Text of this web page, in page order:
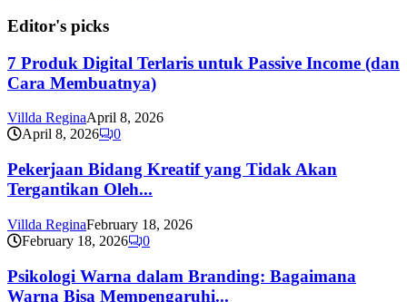
Editor's picks
7 Produk Digital Terlaris untuk Passive Income (dan
Cara Membuatnya)
Villda ReginaApril 8, 2026
April 8, 2026
0
Pekerjaan Bidang Kreatif yang Tidak Akan
Tergantikan Oleh...
Villda ReginaFebruary 18, 2026
February 18, 2026
0
Psikologi Warna dalam Branding: Bagaimana
Warna Bisa Mempengaruhi...